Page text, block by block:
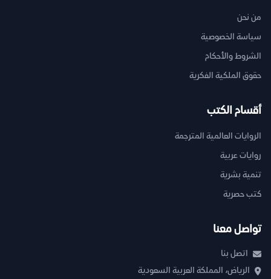
من نحن
سياسة الخصوصية
الشروط والأحكام
حقوق الملكية الفكرية
أقسام الكتب
الروايات العالمية المترجمة
روايات عربية
تنمية بشرية
كتب حصرية
تواصل معنا
اتصل بنا
الرياض، المملكة العربية السعودية